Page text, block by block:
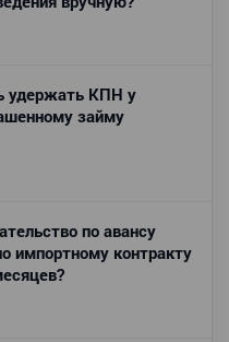
удержать КПН у
займу
по авансу
импортному контракту